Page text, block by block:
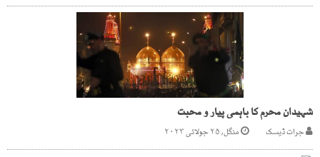
شہیدان محرم کا باہمی پیار و محبت
جرات ڈیسک منگل, ۲۵ جولائی ۲۰۲۳